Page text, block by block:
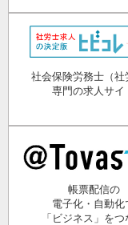
社会保険労務士（社
専門の求人サイ
帳票配信の
電子化・自動化
「ビジネス」をつ